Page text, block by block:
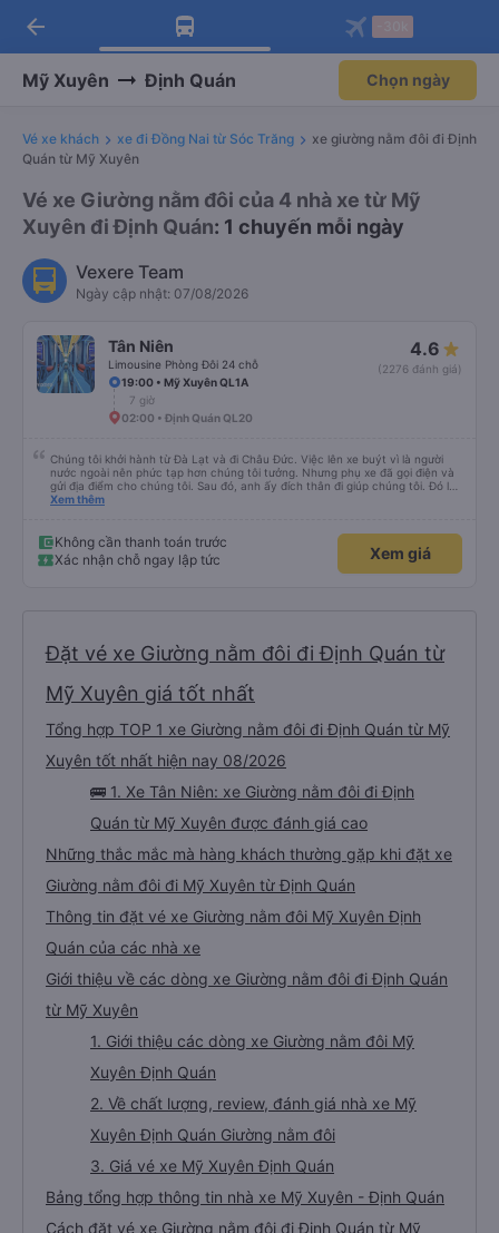
Tải app Vexere ngay!
Nhận ưu đãi thành viên độc
Mở app
Tải app Vexere
-30k/ghế khi đặt vé máy bay qua
Mở app
arrow_back
Mỹ Xuyên Định Quán Chọn ngày
Vé xe khách xe đi Đồng Nai từ Sóc Trăng
xe giường nằm đôi đi Định
Quán từ Mỹ Xuyên
Vé xe Giường nằm đôi của 4 nhà xe từ Mỹ
Xuyên đi Định Quán: 1 chuyến mỗi ngày
Vexere Team
Ngày cập nhật: 07/08/2026
Tân Niên
Limousine Phòng Đôi 24 chỗ
4.6
(2276 đánh giá)
19:00 • Mỹ Xuyên QL1A
7 giờ
02:00 • Định Quán QL20
Chúng tôi khởi hành từ Đà Lạt và đi Châu Đức. Việc lên xe buýt vì là người
nước ngoài nên phức tạp hơn chúng tôi tưởng. Nhưng phụ xe đã gọi điện và
gửi địa điểm cho chúng tôi. Sau đó, anh ấy đích thân đi giúp chúng tôi. Đó là
lần đầu tiên đi xe giường nằm với hai đứa trẻ nhỏ khá thú vị. Chúng tôi không
điểm dừng, họ đánh thức chúng tôi dậy và đảm bảo chúng tôi đã sẵn sàng.
Nhìn chung, đó là một trải nghiệm tốt. Mỗi giường đều có gối và chăn, và đủ
chỗ cho 1 người lớn và 1 trẻ em nằm thoải mái.
Xem thêm
Không cần thanh toán trước
Xác nhận chỗ ngay lập tức
Xem giá
Đặt vé xe Giường nằm đôi đi Định Quán từ
Mỹ Xuyên giá tốt nhất
Tổng hợp TOP 1 xe Giường nằm đôi đi Định Quán từ Mỹ
Xuyên tốt nhất hiện nay 08/2026
🚌 1. Xe Tân Niên: xe Giường nằm đôi đi Định
Quán từ Mỹ Xuyên được đánh giá cao
Những thắc mắc mà hàng khách thường gặp khi đặt xe
Giường nằm đôi đi Mỹ Xuyên từ Định Quán
Thông tin đặt vé xe Giường nằm đôi Mỹ Xuyên Định
Quán của các nhà xe
Giới thiệu về các dòng xe Giường nằm đôi đi Định Quán
từ Mỹ Xuyên
1. Giới thiệu các dòng xe Giường nằm đôi Mỹ
Xuyên Định Quán
2. Về chất lượng, review, đánh giá nhà xe Mỹ
Xuyên Định Quán Giường nằm đôi
3. Giá vé xe Mỹ Xuyên Định Quán
Bảng tổng hợp thông tin nhà xe Mỹ Xuyên - Định Quán
Cách đặt vé xe Giường nằm đôi đi Định Quán từ Mỹ